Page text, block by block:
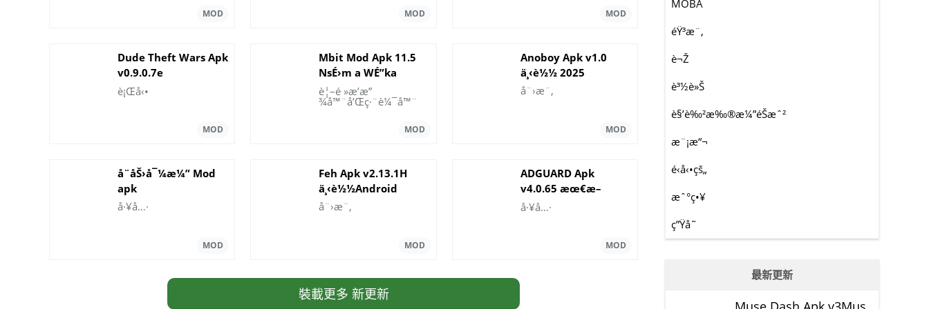
Dude Theft Wars Apk
v0.9.0.7e
ç„¡é™é‡‘éŒ¢
è¡Œå‹•
Mbit Mod Apk 11.5
NsÉ›m a WÉ”ka
KyerÉ›
è¦–é »æ’­æ”
¾å™¨å’Œç·¨è¼¯å™¨
Anoboy Apk v1.0
ä¸‹è½½ 2025
å¨›æ¨‚
å¨åŠ›å¯¼æ¼” Mod
apk
å·¥å…·
Feh Apk v2.13.1H
ä¸‹è½½Android
å¨›æ¨‚
ADGUARD Apk
v4.0.65 æœ€æ–
°ç‰ˆæœ¬
å·¥å…·
裝載更多 新更新
MOBA
éŸ³æ¨‚
è¬Ž
è³½è»Š
è§’è‰²æ‰®æ¼”éŠæˆ²
æ¨¡æ“¬
é‹å‹•çš„
æˆ°ç•¥
ç”Ÿå­˜
最新更新